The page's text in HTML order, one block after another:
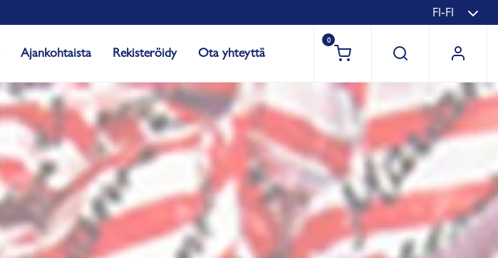
FI-FI
Ajankohtaista Rekisteröidy Ota yhteyttä
0